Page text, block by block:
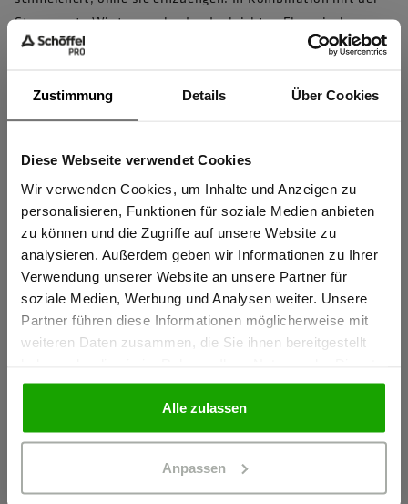
Zustimmung Details Über Cookies
Diese Webseite verwendet Cookies
Wir verwenden Cookies, um Inhalte und Anzeigen zu
personalisieren, Funktionen für soziale Medien anbieten
zu können und die Zugriffe auf unsere Website zu
analysieren. Außerdem geben wir Informationen zu Ihrer
Verwendung unserer Website an unsere Partner für
soziale Medien, Werbung und Analysen weiter. Unsere
Partner führen diese Informationen möglicherweise mit
weiteren Daten zusammen, die Sie ihnen bereitgestellt
gesammelt haben.
Alle zulassen
Anpassen
Steppweste Winterspeck oder der leichten Fleecejacke
TreuerBegleiter haben Sie das perfekte Outfit für Büro,
Artikelnummer 10033035 , Modellnummer 10156
Produkteigenschaften
Baumwolle für höchsten Tragekomfort
Idealer Schnitt für perfekte Passform
Herstellerangaben
Schöffel PRO GmbH, Albert-Einstein-Strasse 1, 86830
info@schoeffel-pro.com
Sind Sie
Gewerbetreibender?
Ich bestätige, dass ich Gewerbetreibender bin. Alle
Preise werden netto ausgewiesen.